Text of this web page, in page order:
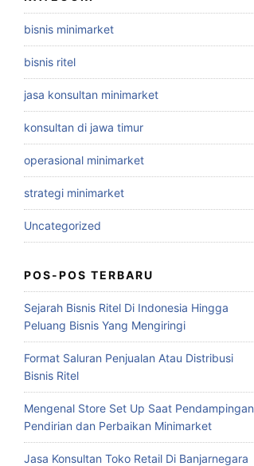
bisnis minimarket
bisnis ritel
jasa konsultan minimarket
konsultan di jawa timur
operasional minimarket
strategi minimarket
Uncategorized
POS-POS TERBARU
Sejarah Bisnis Ritel Di Indonesia Hingga
Peluang Bisnis Yang Mengiringi
Format Saluran Penjualan Atau Distribusi
Bisnis Ritel
Mengenal Store Set Up Saat Pendampingan
Pendirian dan Perbaikan Minimarket
Jasa Konsultan Toko Retail Di Banjarnegara